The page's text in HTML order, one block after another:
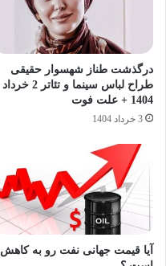
درگذشت طناز شهسوار حقیقی
طراح لباس سینما و تئاتر 2 خرداد
1404 + علت فوت
3 خرداد 1404
آیا قیمت جهانی نفت رو به کاهش